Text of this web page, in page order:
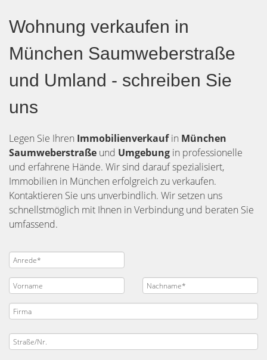
Wohnung verkaufen in
München Saumweberstraße
und Umland - schreiben Sie
uns
Legen Sie Ihren Immobilienverkaufin München
Saumweberstraße und Umgebung in professionelle
und erfahrene Hände. Wir sind darauf spezialisiert,
Immobilien in München erfolgreich zu verkaufen.
Kontaktieren Sie uns unverbindlich. Wir setzen uns
schnellstmöglich mit Ihnen in Verbindung und beraten Sie
umfassend.